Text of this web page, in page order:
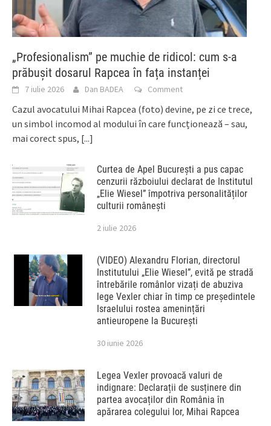
„Profesionalism” pe muchie de ridicol: cum s-a
prăbușit dosarul Rapcea în fața instanței
7 iulie 2026 Dan BADEA Comment
Cazul avocatului Mihai Rapcea (foto) devine, pe zi ce trece,
un simbol incomod al modului în care funcționează – sau,
mai corect spus, [...]
Curtea de Apel București a pus capac
cenzurii războiului declarat de Institutul
„Elie Wiesel” împotriva personalităților
culturii românești
2 iulie 2026
(VIDEO) Alexandru Florian, directorul
Institutului „Elie Wiesel”, evită pe stradă
întrebările românlor vizați de abuziva
lege Vexler chiar în timp ce președintele
Israelului rostea amenințări
antieuropene la București
30 iunie 2026
Legea Vexler provoacă valuri de
indignare: Declarații de susținere din
partea avocaților din România în
apărarea colegului lor, Mihai Rapcea